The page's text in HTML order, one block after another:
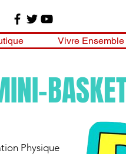
Vivre Ensemble
Physique